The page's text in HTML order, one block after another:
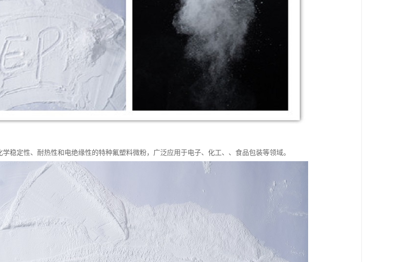
稳定性、耐热性和电绝缘性的特种氟塑料微粉，广泛应用于电子、化工、、食品包装等领域。